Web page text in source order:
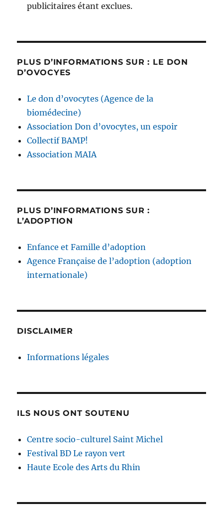
publicitaires étant exclues.
PLUS D’INFORMATIONS SUR : LE DON
D’OVOCYES
Le don d’ovocytes (Agence de la
biomédecine)
Association Don d’ovocytes, un espoir
Collectif BAMP!
Association MAIA
PLUS D’INFORMATIONS SUR :
L’ADOPTION
Enfance et Famille d’adoption
Agence Française de l’adoption (adoption
internationale)
DISCLAIMER
Informations légales
ILS NOUS ONT SOUTENU
Centre socio-culturel Saint Michel
Festival BD Le rayon vert
Haute Ecole des Arts du Rhin